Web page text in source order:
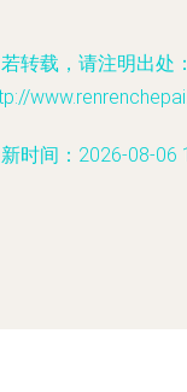
转载，请注明出处：
时间：2026-08-06